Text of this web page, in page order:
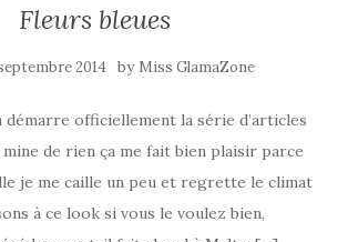
Fleurs bleues
2014 by Miss GlamaZone
démarre officiellement la série d’articles
mine de rien ça me fait bien plaisir parce
je me caille un peu et regrette le climat
à ce look si vous le voulez bien,